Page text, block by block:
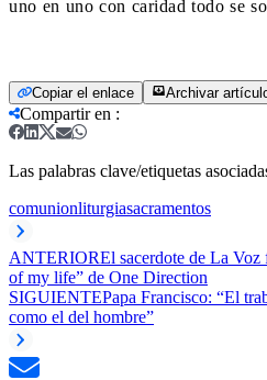
uno en uno con caridad todo se
Copiar el enlace Archivar
Compartir en :
Las palabras clave/etiquetas
comunionliturgiasacramentos
ANTERIOREl sacerdote de La Voz
of my life” de One Direction
SIGUIENTEPapa Francisco: “El
como el del hombre”